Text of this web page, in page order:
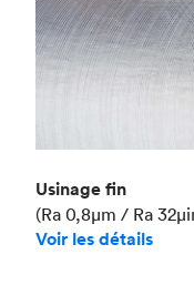
Usinage fin
(Ra 0,8μm / Ra
Voir les détails